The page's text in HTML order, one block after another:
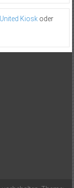
United Kioskoder